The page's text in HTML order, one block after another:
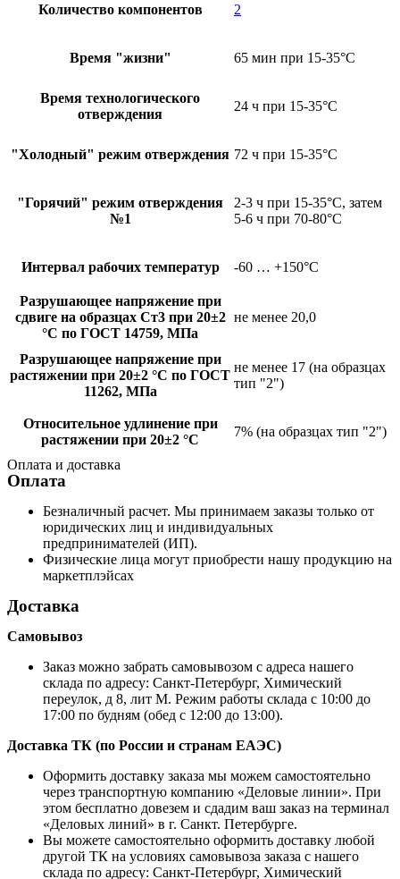
Количество компонентов 2
Время "жизни" 65 мин при 15-35°С
Время технологического
отверждения
24 ч при 15-35°С
"Холодный" режим отверждения 72 ч при 15-35°C
"Горячий" режим отверждения
№1
2-3 ч при 15-35°С, затем
5-6 ч при 70-80°С
Интервал рабочих температур -60 … +150°C
Разрушающее напряжение при
сдвиге на образцах Ст3 при 20±2
°C по ГОСТ 14759, МПа
не менее 20,0
Разрушающее напряжение при
растяжении при 20±2 °C по ГОСТ
11262, МПа
не менее 17 (на образцах
тип "2")
Относительное удлинение при
растяжении при 20±2 °C
7% (на образцах тип "2")
Оплата и доставка
Оплата
Безналичный расчет. Мы принимаем заказы только от
юридических лиц и индивидуальных
предпринимателей (ИП).
Физические лица могут приобрести нашу продукцию на
маркетплэйсах
Доставка
Самовывоз
Заказ можно забрать самовывозом с адреса нашего
склада по адресу: Санкт-Петербург, Химический
переулок, д 8, лит М. Режим работы склада с 10:00 до
17:00 по будням (обед с 12:00 до 13:00).
Доставка ТК (по России и странам ЕАЭС)
Оформить доставку заказа мы можем самостоятельно
через транспортную компанию «Деловые линии». При
этом бесплатно довезем и сдадим ваш заказ на терминал
«Деловых линий» в г. Санкт. Петербурге.
Вы можете самостоятельно оформить доставку любой
другой ТК на условиях самовывоза заказа с нашего
склада по адресу: Санкт-Петербург, Химический